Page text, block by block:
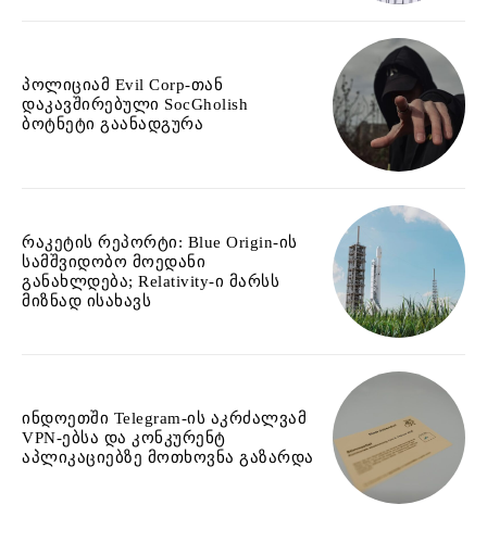
პოლიციამ Evil Corp-თან
დაკავშირებული SocGholish
ბოტნეტი გაანადგურა
რაკეტის რეპორტი: Blue Origin-ის
სამშვიდობო მოედანი
განახლდება; Relativity-ი მარსს
მიზნად ისახავს
ინდოეთში Telegram-ის აკრძალვამ
VPN-ებსა და კონკურენტ
აპლიკაციებზე მოთხოვნა გაზარდა